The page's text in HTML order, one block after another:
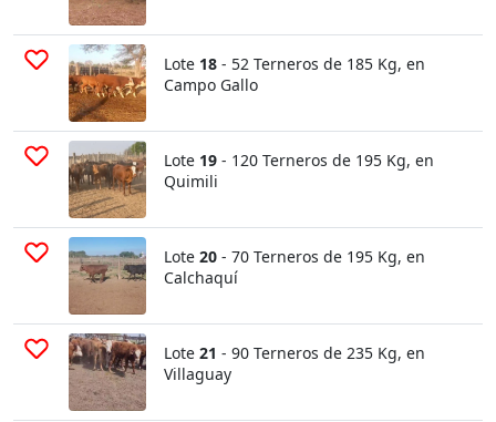
Lote 18 - 52 Terneros de 185 Kg, en
Campo Gallo
Lote 19 - 120 Terneros de 195 Kg, en
Quimili
Lote 20 - 70 Terneros de 195 Kg, en
Calchaquí
Lote 21 - 90 Terneros de 235 Kg, en
Villaguay